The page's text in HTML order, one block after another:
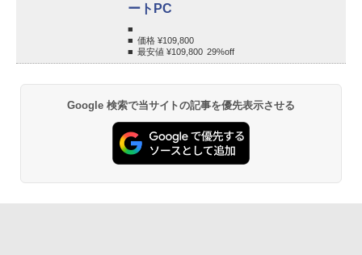
ートPC
価格 ¥109,800
最安値 ¥109,800 29%off
Google 検索で当サイトの記事を優先表示させる